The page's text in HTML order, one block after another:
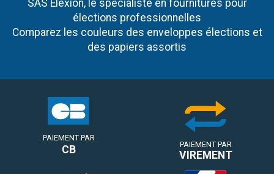
SAS Elexion, le spécialiste en fournitures pour
élections professionnelles
Comparez les couleurs des enveloppes élections et
des papiers assortis
PAIEMENT PAR
CB PAIEMENT PAR
VIREMENT